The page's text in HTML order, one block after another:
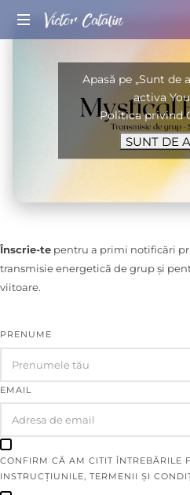
Spiritualitate
Apasă pe „Sunt de
activa
Politica privind
SUNT DE
Înscrie-te pentru a primi notificări
transmisie energetică de grup și
viitoare.
PRENUME
EMAIL
CONFIRM CĂ AM CITIT ÎNTREBĂRILE
INSTRUCȚIUNILE, TERMENII ȘI